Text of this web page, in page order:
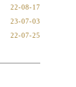
22-08-17
23-07-03
22-07-25